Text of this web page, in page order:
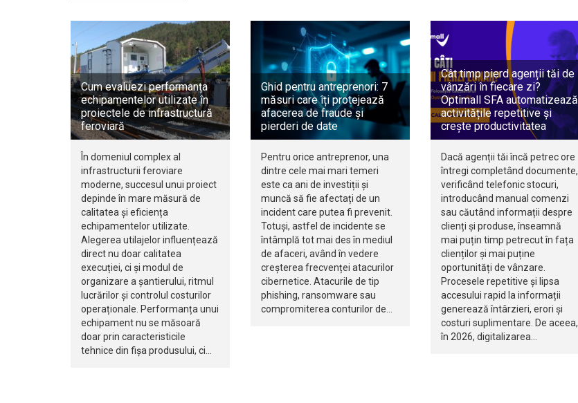
Cum evaluezi performanța
echipamentelor utilizate în
proiectele de infrastructură
feroviară
În domeniul complex al
infrastructurii feroviare
moderne, succesul unui proiect
depinde în mare măsură de
calitatea și eficiența
echipamentelor utilizate.
Alegerea utilajelor influențează
direct nu doar calitatea
execuției, ci și modul de
organizare a șantierului, ritmul
lucrărilor și controlul costurilor
operaționale. Performanța unui
echipament nu se măsoară
doar prin caracteristicile
tehnice din fișa produsului, ci…
Ghid pentru antreprenori: 7
măsuri care îți protejează
afacerea de fraude și
pierderi de date
Pentru orice antreprenor, una
dintre cele mai mari temeri
este ca ani de investiții și
muncă să fie afectați de un
incident care putea fi prevenit.
Totuși, astfel de incidente se
întâmplă tot mai des în mediul
de afaceri, având în vedere
creșterea frecvenței atacurilor
cibernetice. Atacurile de tip
phishing, ransomware sau
compromiterea conturilor de…
Cât timp pierd agenții tăi de
vânzări în fiecare zi?
Optimall SFA automatizează
activitățile repetitive și
crește productivitatea
Dacă agenții tăi încă petrec ore
întregi completând documente,
verificând telefonic stocuri,
introducând manual comenzi
sau căutând informații despre
clienți și produse, înseamnă
mai puțin timp petrecut în fața
clienților și mai puține
oportunități de vânzare.
Procesele repetitive și lipsa
accesului rapid la informații
generează întârzieri, erori și
costuri suplimentare. De aceea,
în 2026, digitalizarea…